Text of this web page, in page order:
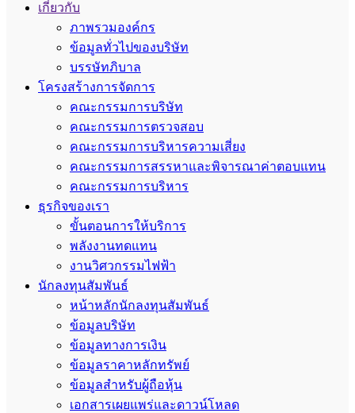
เกี่ยวกับ
ภาพรวมองค์กร
ข้อมูลทั่วไปของบริษัท
บรรษัทภิบาล
โครงสร้างการจัดการ
คณะกรรมการบริษัท
คณะกรรมการตรวจสอบ
คณะกรรมการบริหารความเสี่ยง
คณะกรรมการสรรหาและพิจารณาค่าตอบแทน
คณะกรรมการบริหาร
ธุรกิจของเรา
ขั้นตอนการให้บริการ
พลังงานทดแทน
งานวิศวกรรมไฟฟ้า
นักลงทุนสัมพันธ์
หน้าหลักนักลงทุนสัมพันธ์
ข้อมูลบริษัท
ข้อมูลทางการเงิน
ข้อมูลราคาหลักทรัพย์
ข้อมูลสำหรับผู้ถือหุ้น
เอกสารเผยแพร่และดาวน์โหลด